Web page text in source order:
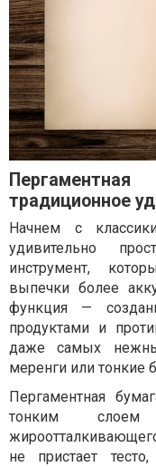
традиционное
Начнем с
удивительно
инструмент,
выпечки более
функция —
продуктами и
даже самых
меренги или тонкие
Пергаментная
тонким
не пристает